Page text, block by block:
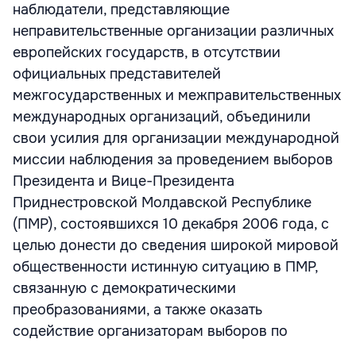
наблюдатели, представляющие
неправительственные организации различных
европейских государств, в отсутствии
официальных представителей
межгосударственных и межправительственных
международных организаций, объединили
свои усилия для организации международной
миссии наблюдения за проведением выборов
Президента и Вице-Президента
Приднестровской Молдавской Республике
(ПМР), состоявшихся 10 декабря 2006 года, с
целью донести до сведения широкой мировой
общественности истинную ситуацию в ПМР,
связанную с демократическими
преобразованиями, а также оказать
содействие организаторам выборов по